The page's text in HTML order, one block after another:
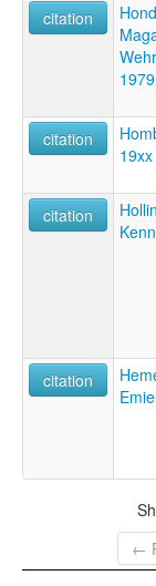
citation
1979
citation
19xx
citation
citation
←